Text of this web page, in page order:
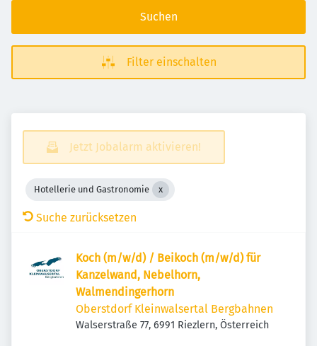
Suchen
Filter einschalten
Jetzt Jobalarm aktivieren!
Hotellerie und Gastronomie
Suche zurücksetzen
Koch (m/w/d) / Beikoch (m/w/d) für
Kanzelwand, Nebelhorn,
Walmendingerhorn
Oberstdorf Kleinwalsertal Bergbahnen
Walserstraße 77, 6991 Riezlern, Österreich